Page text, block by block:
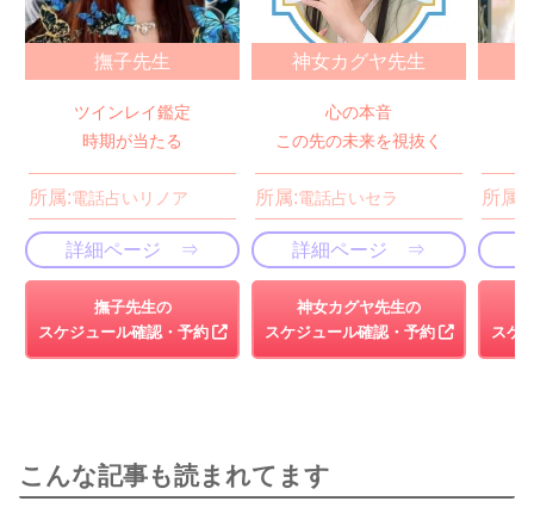
撫子先生
ツインレイ鑑定
時期が当たる
所属:電話占いリノア
詳細ページ ⇒
撫子先生の
スケジュール確認・予約
神女カグヤ先生
心の本音
この先の未来を視抜く
所属:電話占いセラ
詳細ページ ⇒
神女カグヤ先生の
スケジュール確認・予約
所属:
スケ
こんな記事も読まれてます